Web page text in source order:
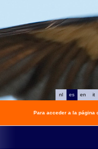
it
en
es
nl
Para acceder a la página